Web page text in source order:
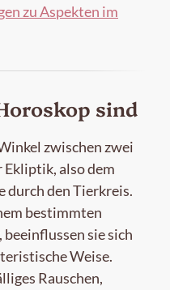
zu Aspekten im
sind
zwischen zwei
Ekliptik, also dem
durch den Tierkreis.
bestimmten
sie sich
Weise.
Rauschen,